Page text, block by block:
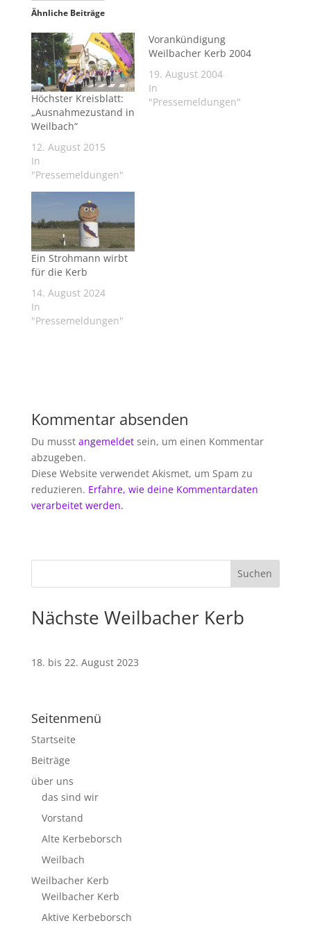
Ähnliche Beiträge
Höchster Kreisblatt:
„Ausnahmezustand in
Weilbach“
12. August 2015
In
"Pressemeldungen"
Vorankündigung
Weilbacher Kerb 2004
19. August 2004
In
"Pressemeldungen"
Ein Strohmann wirbt
für die Kerb
14. August 2024
In
"Pressemeldungen"
Kommentar absenden
Du musst angemeldetsein, um einen Kommentar
abzugeben.
Diese Website verwendet Akismet, um Spam zu
reduzieren. Erfahre, wie deine Kommentardaten
verarbeitet werden.
Nächste Weilbacher Kerb
18. bis 22. August 2023
Seitenmenü
Startseite
Beiträge
über uns
das sind wir
Vorstand
Alte Kerbeborsch
Weilbach
Weilbacher Kerb
Weilbacher Kerb
Aktive Kerbeborsch